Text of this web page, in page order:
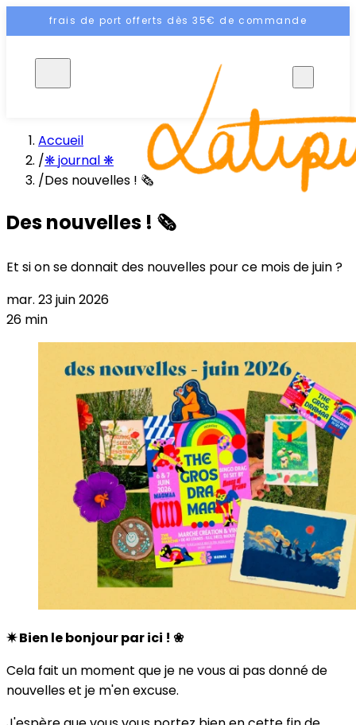
frais de port offerts dès 35€ de commande
Accueil
/❋ journal ❋
/Des nouvelles ! 🗞️
Des nouvelles ! 🗞️
Et si on se donnait des nouvelles pour ce mois de juin ?
mar. 23 juin 2026
26 min
✷ Bien le bonjour par ici ! ❀
Cela fait un moment que je ne vous ai pas donné de
nouvelles et je m'en excuse.